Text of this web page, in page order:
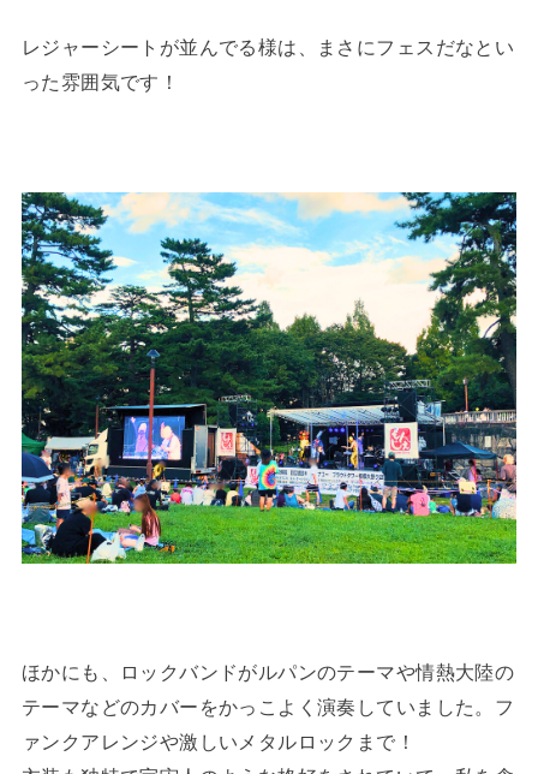
レジャーシートが並んでる様は、まさにフェスだなとい
った雰囲気です！
ほかにも、ロックバンドがルパンのテーマや情熱大陸の
テーマなどのカバーをかっこよく演奏していました。フ
ァンクアレンジや激しいメタルロックまで！